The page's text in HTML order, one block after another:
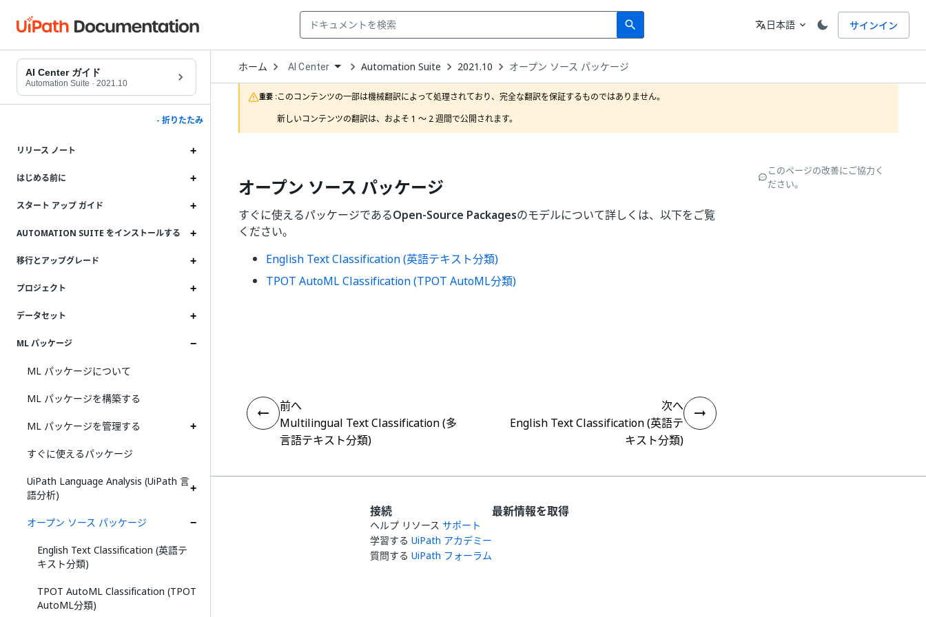
search
Search 言語
translate日本語 expand_more サインイン
AI Center ガイド
Automation Suite · 2021.10
- 折りたたみ
リリース ノート
はじめる前に
スタート アップ ガイド
AUTOMATION SUITE をインストールする
移行とアップグレード
プロジェクト
データセット
ML パッケージ
ML パッケージについて
ML パッケージを構築する
ML パッケージを管理する
すぐに使えるパッケージ
UiPath Language Analysis (UiPath 言
語分析)
オープン ソース パッケージ
English Text Classification (英語テ
キスト分類)
TPOT AutoML Classification (TPOT
AutoML分類)
ホーム Open
Dropdown
to
choose
product
AI Center Automation Suite 2021.10 オープン ソース パッケージ
重要 :このコンテンツの一部は機械翻訳によって処理されており、完全な翻訳を保証するものではありません。
新しいコンテンツの翻訳は、およそ 1 ～ 2 週間で公開されます。
オープン ソース パッケージ
すぐに使えるパッケージであるOpen-Source Packagesのモデルについて詳しくは、以下をご覧
ください。
English Text Classification (英語テキスト分類)
TPOT AutoML Classification (TPOT AutoML分類)
このページの改善にご協力く
ださい。
前へ
Multilingual Text Classification (多
言語テキスト分類)
次へ
English Text Classification (英語テ
キスト分類)
接続
ヘルプ リソース サポート
学習する UiPath アカデミー
質問する UiPath フォーラム
最新情報を取得